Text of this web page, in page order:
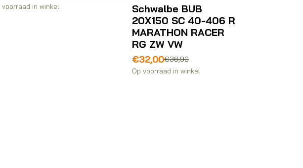
Schwalbe BUB
20X150 SC 40-406 R